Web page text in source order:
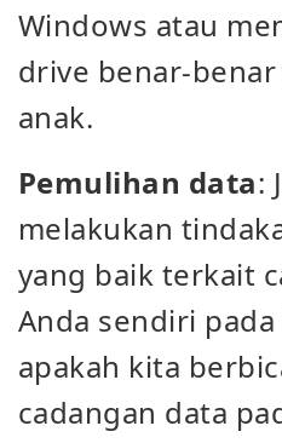
Windows atau
drive benar-
anak.
Pemulihan data:
melakukan
yang baik terkait
Anda sendiri
apakah kita
cadangan data